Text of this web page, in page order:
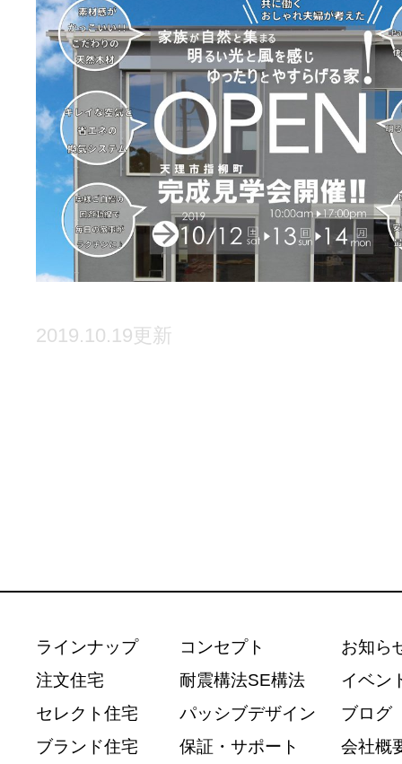
2019.10.19更新
ラインナップ
注文住宅
セレクト住宅
ブランド住宅
コンセプト
耐震構法SE構法
パッシブデザイン
保証・サポート
お知ら
イベン
ブログ
会社概